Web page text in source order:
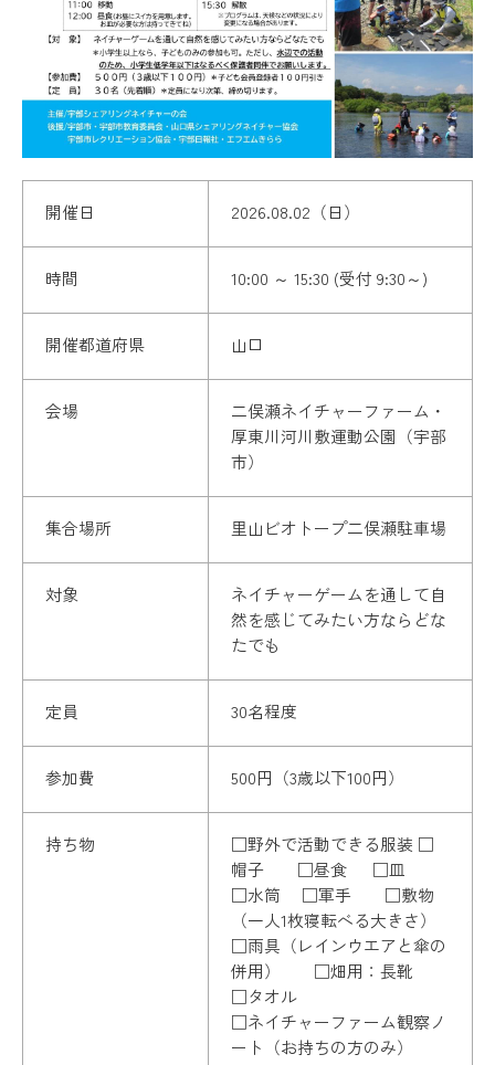
開催日 2026.08.02（日）
時間 10:00 ～ 15:30 (受付 9:30～)
開催都道府県 山口
会場
二俣瀬ネイチャーファーム・
厚東川河川敷運動公園（宇部
市）
集合場所 里山ビオトープ二俣瀬駐車場
対象
ネイチャーゲームを通して自
然を感じてみたい方ならどな
たでも
定員 30名程度
参加費 500円（3歳以下100円）
持ち物
□野外で活動できる服装 □
帽子 □昼食 □皿
□水筒 □軍手 □敷物
（一人1枚寝転べる大きさ）
□雨具（レインウエアと傘の
併用） □畑用：長靴
□タオル
□ネイチャーファーム観察ノ
ート（お持ちの方のみ）